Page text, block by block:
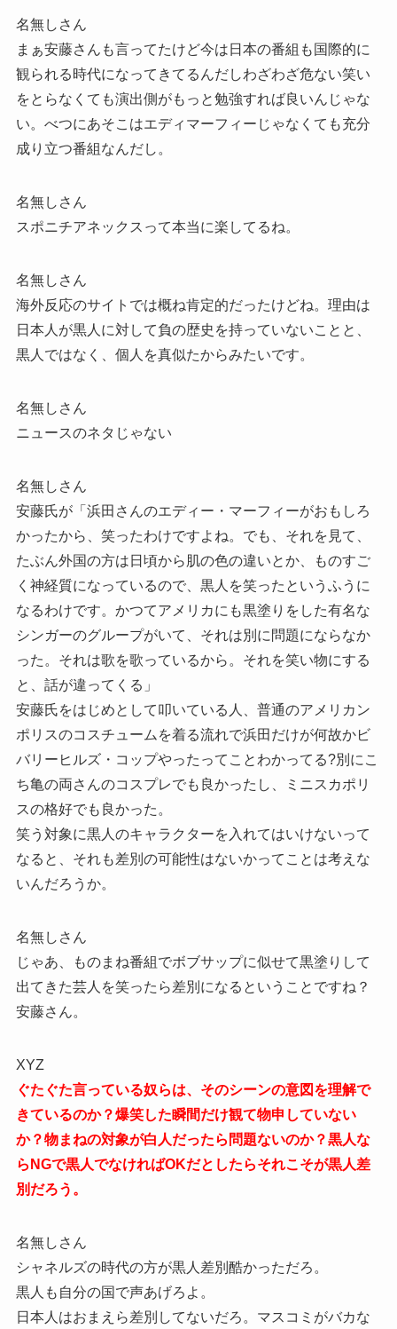
名無しさん
まぁ安藤さんも言ってたけど今は日本の番組も国際的に
観られる時代になってきてるんだしわざわざ危ない笑い
をとらなくても演出側がもっと勉強すれば良いんじゃな
い。べつにあそこはエディマーフィーじゃなくても充分
成り立つ番組なんだし。
名無しさん
スポニチアネックスって本当に楽してるね。
名無しさん
海外反応のサイトでは概ね肯定的だったけどね。理由は
日本人が黒人に対して負の歴史を持っていないことと、
黒人ではなく、個人を真似たからみたいです。
名無しさん
ニュースのネタじゃない
名無しさん
安藤氏が「浜田さんのエディー・マーフィーがおもしろ
かったから、笑ったわけですよね。でも、それを見て、
たぶん外国の方は日頃から肌の色の違いとか、ものすご
く神経質になっているので、黒人を笑ったというふうに
なるわけです。かつてアメリカにも黒塗りをした有名な
シンガーのグループがいて、それは別に問題にならなか
った。それは歌を歌っているから。それを笑い物にする
と、話が違ってくる」
安藤氏をはじめとして叩いている人、普通のアメリカン
ポリスのコスチュームを着る流れで浜田だけが何故かビ
バリーヒルズ・コップやったってことわかってる?別にこ
ち亀の両さんのコスプレでも良かったし、ミニスカポリ
スの格好でも良かった。
笑う対象に黒人のキャラクターを入れてはいけないって
なると、それも差別の可能性はないかってことは考えな
いんだろうか。
名無しさん
じゃあ、ものまね番組でボブサップに似せて黒塗りして
出てきた芸人を笑ったら差別になるということですね？
安藤さん。
XYZ
ぐたぐた言っている奴らは、そのシーンの意図を理解で
きているのか？爆笑した瞬間だけ観て物申していない
か？物まねの対象が白人だったら問題ないのか？黒人な
らNGで黒人でなければOKだとしたらそれこそが黒人差
別だろう。
名無しさん
シャネルズの時代の方が黒人差別酷かっただろ。
黒人も自分の国で声あげろよ。
日本人はおまえら差別してないだろ。マスコミがバカな